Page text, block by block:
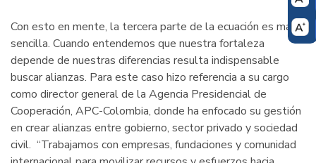
Con esto en mente, la tercera parte de la ecuación es más
sencilla. Cuando entendemos que nuestra fortaleza
depende de nuestras diferencias resulta indispensable
buscar alianzas. Para este caso hizo referencia a su cargo
como director general de la Agencia Presidencial de
Cooperación, APC-Colombia, donde ha enfocado su gestión
en crear alianzas entre gobierno, sector privado y sociedad
civil. “Trabajamos con empresas, fundaciones y comunidad